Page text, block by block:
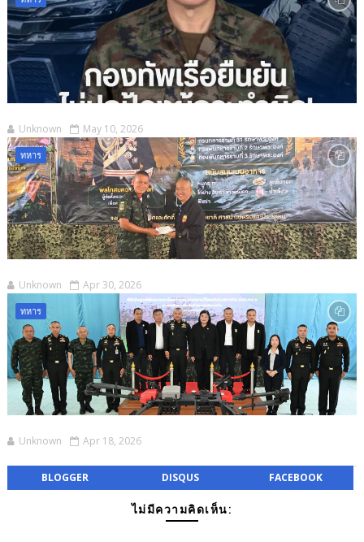
Unknown May 10, 2026
ทหาร
Unknown Apr 30, 2026
ทหาร
Unknown Apr 18, 2026
BLOGGER DISQUS FACEBOOK
ไม่มีความคิดเห็น: